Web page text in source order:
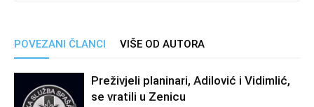
POVEZANI ČLANCI VIŠE OD AUTORA
Preživjeli planinari, Adilović i Vidimlić,
se vratili u Zenicu